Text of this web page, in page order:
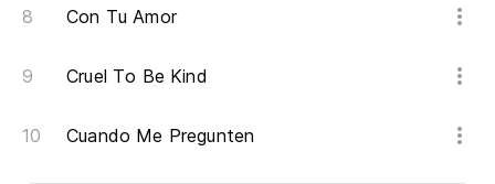
Con Tu Amor
Cruel To Be Kind
Cuando Me Pregunten